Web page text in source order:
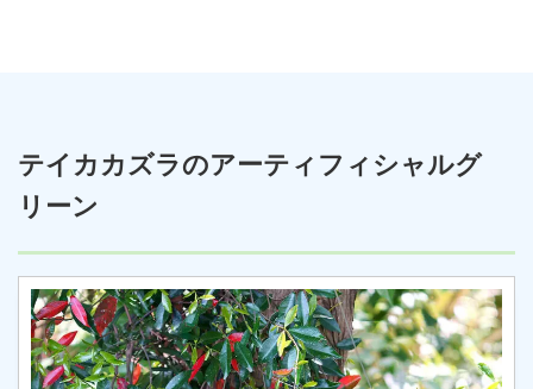
テイカカズラのアーティフィシャルグ
リーン